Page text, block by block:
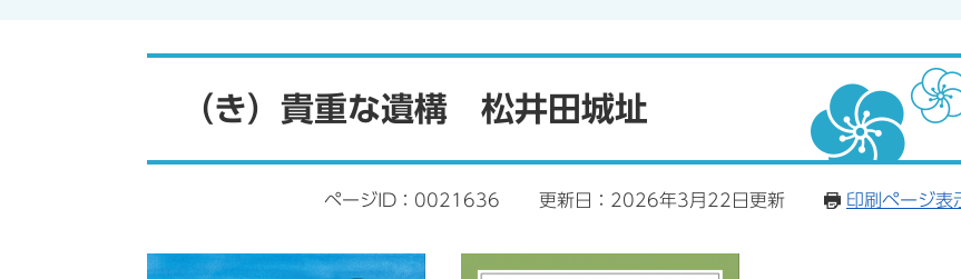
（き）貴重な遺構 松井田城址
ページID：0021636 更新日：2026年3月22日更新 印刷ページ表